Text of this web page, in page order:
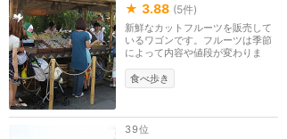
★ 3.88 (5件)
新鮮なカットフルーツを販売して
いるワゴンです。フルーツは季節
によって内容や値段が変わりま
食べ歩き
39位